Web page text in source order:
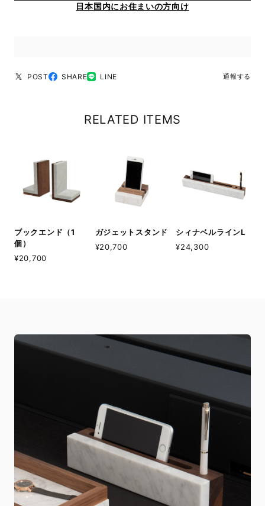
日本国内にお住まいの方向け
POST SHARE LINE 通報する
RELATED ITEMS
ブックエンド（1
個）
¥20,700
ガジェットスタンド
¥20,700
シィナベルラインL
¥24,300